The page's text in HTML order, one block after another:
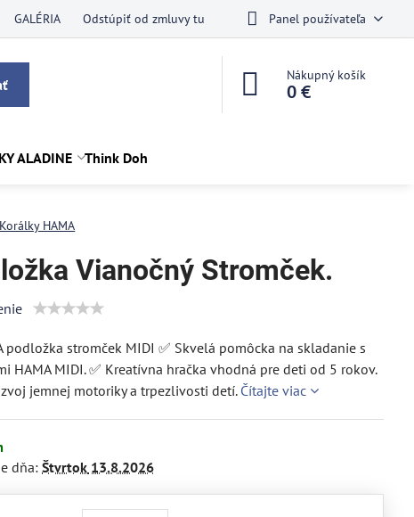
GALÉRIA Odstúpiť od zmluvy tu Panel používateľa
Nákupný košík
0 €
ALADINE Think Doh
Korálky HAMA
Vianočný Stromček.
podložka stromček MIDI ✅ Skvelá pomôcka na skladanie s
HAMA MIDI. ✅ Kreatívna hračka vhodná pre deti od 5 rokov.
jemnej motoriky a trpezlivosti detí. Čítajte viac
dňa:Štvrtok 13.8.2026